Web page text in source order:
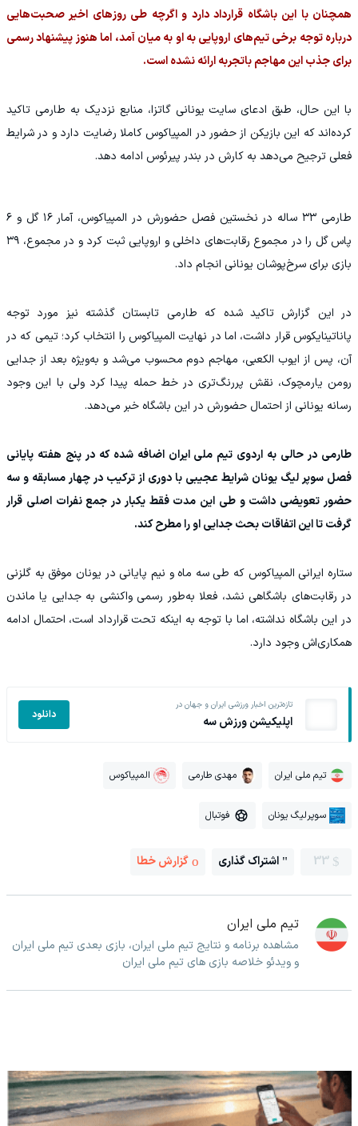
همچنان با این باشگاه قرارداد دارد و اگرچه طی روزهای اخیر صحبت‌هایی
درباره توجه برخی تیم‌های اروپایی به او به میان آمد، اما هنوز پیشنهاد رسمی
برای جذب این مهاجم باتجربه ارائه نشده است.
با این حال، طبق ادعای سایت یونانی گاتزا، منابع نزدیک به طارمی تاکید
کرده‌اند که این بازیکن از حضور در المپیاکوس کاملا رضایت دارد و در شرایط
فعلی ترجیح می‌دهد به کارش در بندر پیرئوس ادامه دهد.
طارمی ۳۳ ساله در نخستین فصل حضورش در المپیاکوس، آمار ۱۶ گل و ۶
پاس گل را در مجموع رقابت‌های داخلی و اروپایی ثبت کرد و در مجموع، ۳۹
بازی برای سرخ‌پوشان یونانی انجام داد.
در این گزارش تاکید شده که طارمی تابستان گذشته نیز مورد توجه
پاناتینایکوس قرار داشت، اما در نهایت المپیاکوس را انتخاب کرد؛ تیمی که در
آن، پس از ایوب الکعبی، مهاجم دوم محسوب می‌شد و به‌ویژه بعد از جدایی
رومن یارمچوک، نقش پررنگ‌تری در خط حمله پیدا کرد ولی با این وجود
رسانه یونانی از احتمال حضورش در این باشگاه خبر می‌دهد.
طارمی در حالی به اردوی تیم ملی ایران اضافه شده که در پنج هفته پایانی
فصل سوپر لیگ یونان شرایط عجیبی با دوری از ترکیب در چهار مسابقه و سه
حضور تعویضی داشت و طی این مدت فقط یکبار در جمع نفرات اصلی قرار
گرفت تا این اتفاقات بحث جدایی او را مطرح کند.
ستاره ایرانی المپیاکوس که طی سه ماه و نیم پایانی در یونان موفق به گلزنی
در رقابت‌های باشگاهی نشد، فعلا به‌طور رسمی واکنشی به جدایی یا ماندن
در این باشگاه نداشته، اما با توجه به اینکه تحت قرارداد است، احتمال ادامه
همکاری‌اش وجود دارد.
تازه‌ترین اخبار ورزشی ایران و جهان در
اپلیکیشن ورزش سه دانلود
تیم ملی ایران مهدی طارمی المپیاکوس
سوپرلیگ یونان فوتبال
33 اشتراک گذاری گزارش خطا
تیم ملی ایران
مشاهده برنامه و نتایج تیم ملی ایران، بازی بعدی تیم ملی ایران
و ویدئو خلاصه بازی های تیم ملی ایران